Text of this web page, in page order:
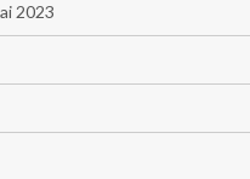
2023